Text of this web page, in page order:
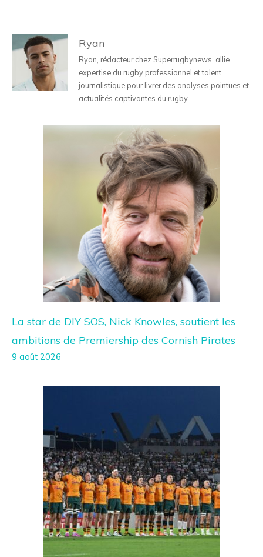
Ryan
Ryan, rédacteur chez Superrugbynews, allie
expertise du rugby professionnel et talent
journalistique pour livrer des analyses pointues et
actualités captivantes du rugby.
La star de DIY SOS, Nick Knowles, soutient les
ambitions de Premiership des Cornish Pirates
9 août 2026